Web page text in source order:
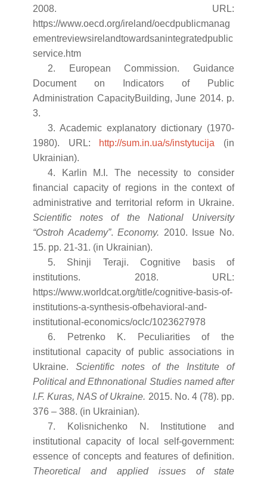
2008. URL:
https://www.oecd.org/ireland/oecdpublicmanag
ementreviewsirelandtowardsanintegratedpublic
service.htm
2. European Commission. Guidance
Document on Indicators of Public
Administration CapacityBuilding, June 2014. p.
3.
3. Academic explanatory dictionary (1970-
1980). URL: http://sum.in.ua/s/instytucija (in
Ukrainian).
4. Karlin M.I. The necessity to consider
financial capacity of regions in the context of
administrative and territorial reform in Ukraine.
Scientific notes of the National University
“Ostroh Academy”.Economy. 2010. Issue No.
15. pp. 21-31. (in Ukrainian).
5. Shinji Teraji. Cognitive basis of
institutions. 2018. URL:
https://www.worldcat.org/title/cognitive-basis-of-
institutions-a-synthesis-ofbehavioral-and-
institutional-economics/oclc/1023627978
6. Petrenko K. Peculiarities of the
institutional capacity of public associations in
Ukraine. Scientific notes of the Institute of
Political and Ethnonational Studies named after
I.F. Kuras, NAS of Ukraine. 2015. No. 4 (78). pp.
376 – 388. (in Ukrainian).
7. Kolisnichenko N. Institutione and
institutional capacity of local self-government:
essence of concepts and features of definition.
Theoretical and applied issues of state